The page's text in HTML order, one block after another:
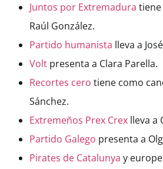
Juntos por Extremadura
Raúl González.
Partido humanista lleva a
Volt presenta a Clara Parella.
Recortes cero tiene como
Sánchez.
Extremeños Prex Crex lleva a
Partido Galego presenta a
Pirates de Catalunya y